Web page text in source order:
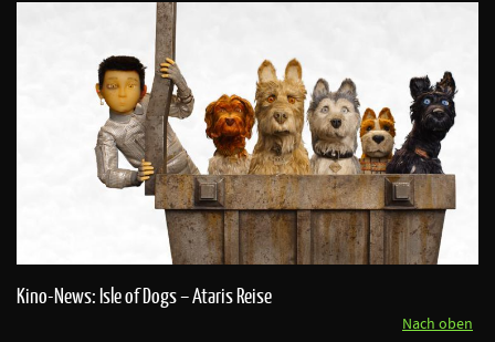
Kino-News: Isle of Dogs – Ataris Reise
Nach oben